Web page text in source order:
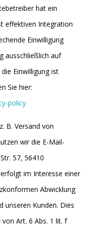
hat ein
effektiven Integration
Einwilligung
ausschließlich auf
Einwilligung ist
Sie hier:
policy
B. Versand von
wir die E-Mail-
57, 56410
im Interesse einer
Abwicklung
unseren Kunden. Dies
Art. 6 Abs. 1 lit. f